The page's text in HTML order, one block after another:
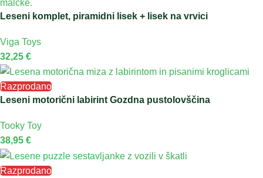
Leseni komplet, piramidni lisek + lisek na vrvici
Viga Toys
32,25 €
Razprodano
Leseni motorični labirint Gozdna pustolovščina
Tooky Toy
38,95 €
Razprodano